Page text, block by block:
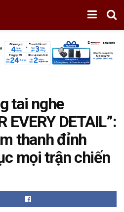
tai nghe
EVERY DETAIL”:
thanh đỉnh
mọi trận chiến